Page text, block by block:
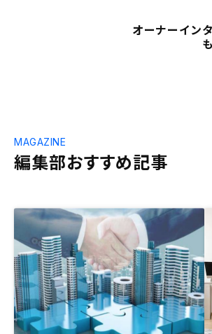
オーナーイン
編集部おすすめ記事
MAGAZINE